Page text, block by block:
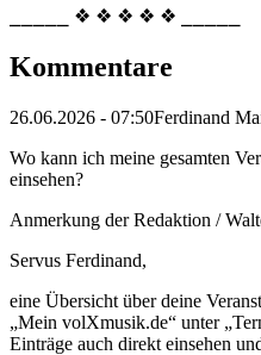
⎯⎯⎯⎯⎯ ❖ ❖ ❖ ❖ ❖ ⎯⎯⎯⎯⎯
Kommentare
26.06.2026 - 07:50Ferdinand
Wo kann ich meine gesamten
einsehen?
Anmerkung der Redaktion /
Servus Ferdinand,
eine Übersicht über deine
„Mein volXmusik.de“ unter
Einträge auch direkt einsehen